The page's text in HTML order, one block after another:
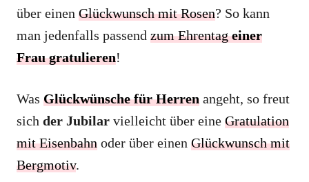
über einen Glückwunsch mit Rosen? So kann
man jedenfalls passend zum Ehrentageiner
Frau gratulieren!
Was Glückwünsche für Herren angeht, so freut
sich der Jubilar vielleicht über eine Gratulation
mit Eisenbahn oder über einen Glückwunsch mit
Bergmotiv.